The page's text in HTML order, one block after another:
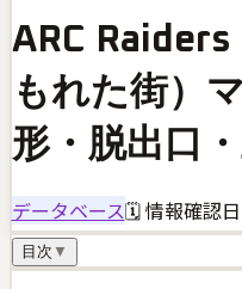
ARC
もれた街）
形・脱出口
データベース🗓 情報確認
目次 ▼